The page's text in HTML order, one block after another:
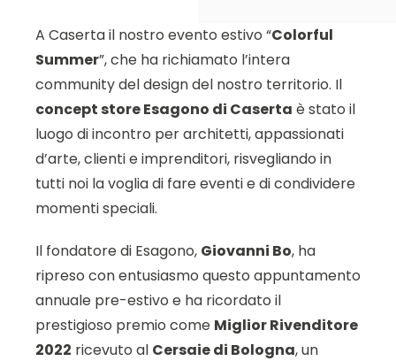
A Caserta il nostro evento estivo “Colorful
Summer”, che ha richiamato l’intera
community del design del nostro territorio. Il
concept store Esagono di Caserta è stato il
luogo di incontro per architetti, appassionati
d’arte, clienti e imprenditori, risvegliando in
tutti noi la voglia di fare eventi e di condividere
momenti speciali.
Il fondatore di Esagono, Giovanni Bo, ha
ripreso con entusiasmo questo appuntamento
annuale pre-estivo e ha ricordato il
prestigioso premio come Miglior Rivenditore
2022 ricevuto al Cersaie di Bologna, un